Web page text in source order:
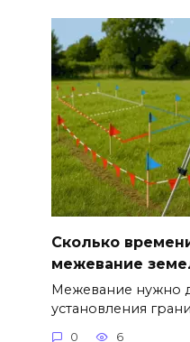
Сколько
межевание
Межевание нужно
установления
0 6